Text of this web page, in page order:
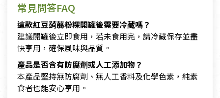
常見問答FAQ
這款紅豆蒟蒻粉粿開罐後需要冷藏嗎？
建議開罐後立即食用，若未食用完，請冷藏保存並盡
快享用，確保風味與品質。
產品是否含有防腐劑或人工添加物？
本產品堅持無防腐劑、無人工香料及化學色素，純素
食者也能安心享用。